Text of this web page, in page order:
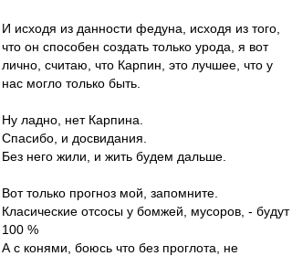
И исходя из данности федуна, исходя из того,
что он способен создать только урода, я вот
лично, считаю, что Карпин, это лучшее, что у
нас могло только быть.
Ну ладно, нет Карпина.
Спасибо, и досвидания.
Без него жили, и жить будем дальше.
Вот только прогноз мой, запомните.
Класические отсосы у бомжей, мусоров, - будут
100 %
А с конями, боюсь что без проглота, не